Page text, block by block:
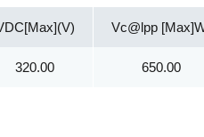
320.00
Vc@lpp
650.00